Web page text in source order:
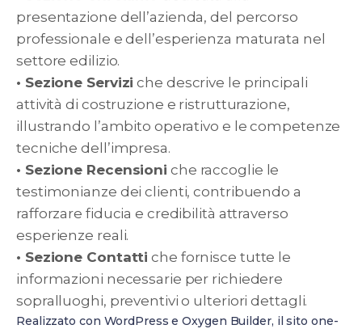
presentazione dell’azienda, del percorso
professionale e dell’esperienza maturata nel
settore edilizio.
• Sezione Servizi che descrive le principali
attività di costruzione e ristrutturazione,
illustrando l’ambito operativo e le competenze
tecniche dell’impresa.
• Sezione Recensioni che raccoglie le
testimonianze dei clienti, contribuendo a
rafforzare fiducia e credibilità attraverso
esperienze reali.
• Sezione Contatti che fornisce tutte le
informazioni necessarie per richiedere
sopralluoghi, preventivi o ulteriori dettagli.
Realizzato con WordPress e Oxygen Builder, il sito one-